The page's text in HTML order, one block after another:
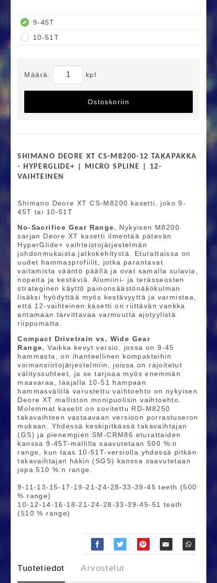
9-45T
10-51T
Määrä: kpl
Ostoskoriin
SHIMANO DEORE XT CS-M8200-12 TAKAPAKKA
- HYPERGLIDE+ | MICRO SPLINE | 12-
VAIHTEINEN
Shimano Deore XT CS-M8200 kasetti, joko 9-
45T tai 10-51T
No-Sacrifice Gear Range. Nykyisen M8200
sarjan Deore XT kasetti ilmentää pätevän
HyperGlide+ vaihteistojärjestelmän
johdonmukaista jatkokehitystä. Eturattaissa on
uudet hammasprofiilit, jotka parantavat
vaitamista vääntö päällä ja ovat samalla sulavia,
nopeita ja kestäviä. Alumiini- ja terässeosten
strateginen käyttö painonsäästönäkökulman
lisäksi hyödyttää myös kestävyyttä ja varmistaa,
että 12-vaihteinen kasetti on riittävän vankka
antamaan tarvittavaa varmuutta ajotyylistä
riippumatta.
Compact Drivetrain vs. Wide Gear
Range. Vaikka kevyt versio, jossa on 9-45
hammasta, on ihanteellinen kompakteihin
voimansiirtojärjestelmiin, joissa on rajoitetut
välityssuhteet, ja se tarjoaa myös enemmän
maavaraa, laajalla 10-51 hampaan
hammasvälillä varustettu vaihtoehto on nykyisen
Deore XT malliston monipuolisin vaihtoehto.
Molemmat kasetit on sovitettu RD-M8250
takavaihteen vastaavaan versioon porrastuseron
mukaan. Yhdessä keskipitkässä takavaihtajan
(GS) ja pienempien SM-CRM86 eturattaiden
kanssa 9-45T-mallilla saavutetaan 500 %:n
range, kun taas 10-51T-versiolla yhdessä pitkän
takavaihtajan häkin (SGS) kanssa saavutetaan
jopa 510 %:n range.
9-11-13-15-17-19-21-24-28-33-39-45 teeth (500
% range)
10-12-14-16-18-21-24-28-33-39-45-51 teeth
(510 % range)
Tuotetiedot Arvostelut